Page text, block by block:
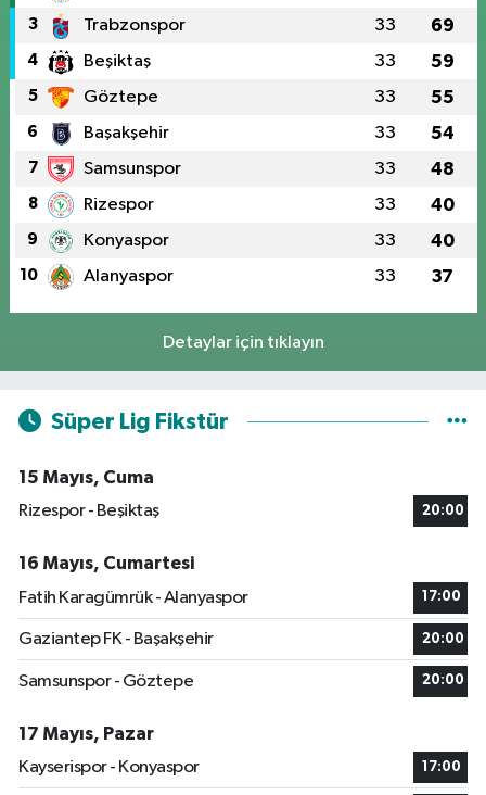
3 Trabzonspor 33 69
4 Beşiktaş 33 59
5 Göztepe 33 55
6 Başakşehir 33 54
7 Samsunspor 33 48
8 Rizespor 33 40
9 Konyaspor 33 40
10 Alanyaspor 33 37
Detaylar için tıklayın
Süper Lig Fikstür
15 Mayıs, Cuma
Rizespor - Beşiktaş
20:00
16 Mayıs, Cumartesi
Fatih Karagümrük - Alanyaspor
17:00
Gaziantep FK - Başakşehir 20:00
Samsunspor - Göztepe 20:00
17 Mayıs, Pazar
Kayserispor - Konyaspor
17:00